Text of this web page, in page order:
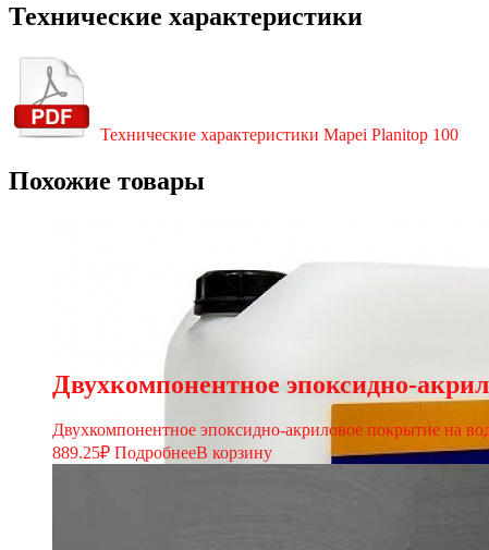
Технические характеристики
Технические характеристики Mapei Planitop 100
Похожие товары
Двухкомпонентное эпоксидно-
Двухкомпонентное эпоксидно-акриловое покрытие на
889.25₽ ПодробнееВ корзину